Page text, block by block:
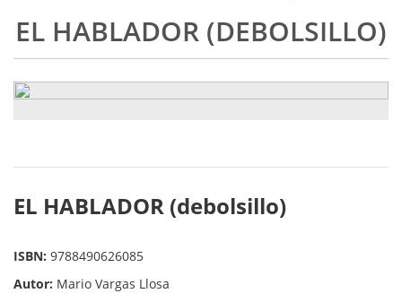
EL HABLADOR (DEBOLSILLO)
EL HABLADOR (debolsillo)
ISBN: 9788490626085
Autor: Mario Vargas Llosa